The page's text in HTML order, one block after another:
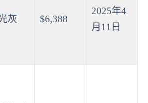
灰 $6,388
2025年4
月11日